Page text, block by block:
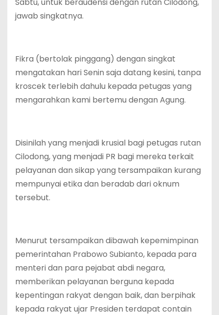
jawab singkatnya.
Fikra (bertolak pinggang) dengan singkat
mengatakan hari Senin saja datang kesini, tanpa
kroscek terlebih dahulu kepada petugas yang
mengarahkan kami bertemu dengan Agung.
Disinilah yang menjadi krusial bagi petugas rutan
Cilodong, yang menjadi PR bagi mereka terkait
pelayanan dan sikap yang tersampaikan kurang
mempunyai etika dan beradab dari oknum
tersebut.
Menurut tersampaikan dibawah kepemimpinan
pemerintahan Prabowo Subianto, kepada para
menteri dan para pejabat abdi negara,
memberikan pelayanan berguna kepada
kepentingan rakyat dengan baik, dan berpihak
kepada rakyat ujar Presiden terdapat contain